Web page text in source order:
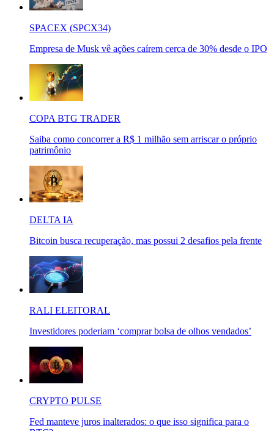
SPACEX (SPCX34)
Empresa de Musk vê ações caírem cerca de 30% desde o IPO
COPA BTG TRADER
Saiba como concorrer a R$ 1 milhão sem arriscar o próprio
patrimônio
DELTA IA
Bitcoin busca recuperação, mas possui 2 desafios pela frente
RALI ELEITORAL
Investidores poderiam ‘comprar bolsa de olhos vendados’
CRYPTO PULSE
Fed manteve juros inalterados: o que isso significa para o